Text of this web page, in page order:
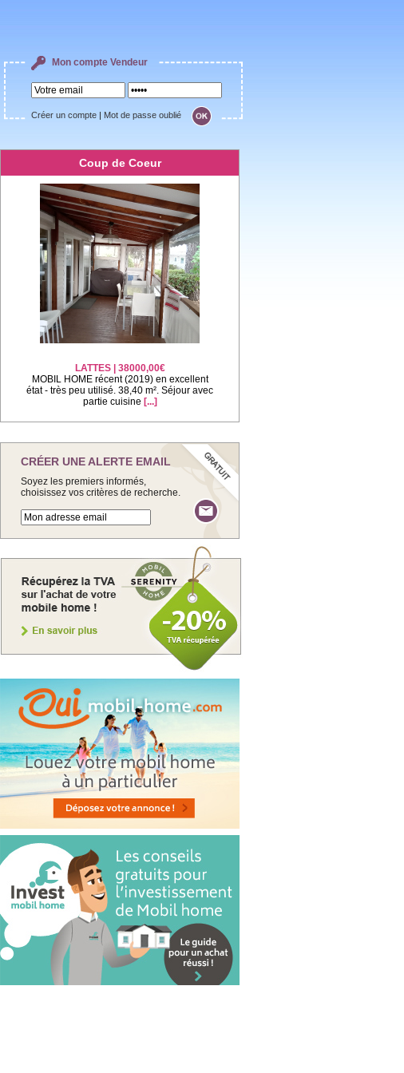
Mon compte Vendeur
Créer un compte Mot de passe oublié
Coup de Coeur
LATTES | 38000,00€
MOBIL HOME récent (2019) en excellent
état - très peu utilisé. 38,40 m². Séjour avec
partie cuisine [...]
CRÉER UNE ALERTE EMAIL
Soyez les premiers informés,
choisissez vos critères de recherche.